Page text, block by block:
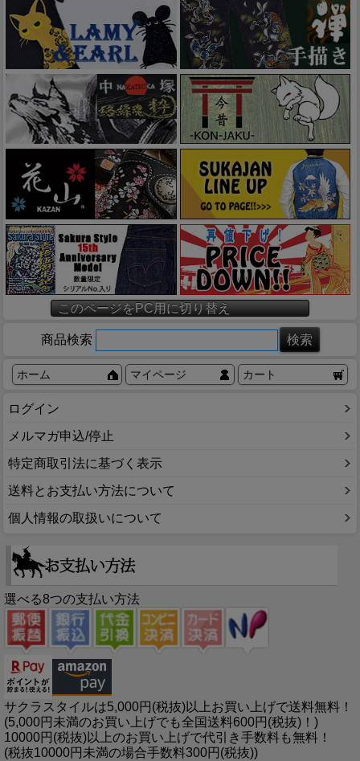
このページをPC用に切り替え
商品検索
ホーム マイページ カート
ログイン
メルマガ申込/停止
特定商取引法に基づく表示
送料とお支払い方法について
個人情報の取扱いについて
選べる8つの支払い方法
サクラスタイルは5,000円(税抜)以上お買い上げで送料無料！
(5,000円未満のお買い上げでも全国送料600円(税抜)！)
10000円(税抜)以上のお買い上げで代引き手数料も無料！
(税抜10000円未満の場合手数料300円(税抜))